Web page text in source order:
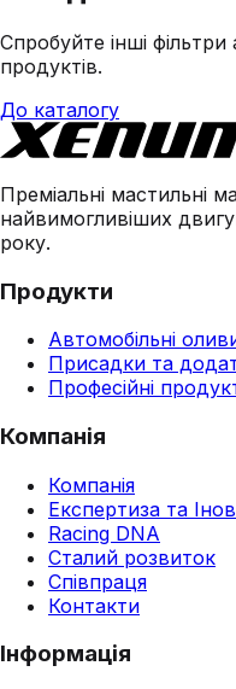
Спробуйте інші
продуктів.
До каталогу
Преміальні мастильні
найвимогливіших
року.
Продукти
Автомобільні
Присадки та
Професійні
Компанія
Компанія
Експертиза та
Racing DNA
Сталий розвиток
Співпраця
Контакти
Інформація